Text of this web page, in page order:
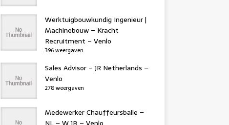
Werktuigbouwkundig Ingenieur |
Machinebouw – Kracht
Recruitment – Venlo
396 weergaven
Sales Advisor – JR Netherlands –
Venlo
278 weergaven
Medewerker Chauffeursbalie –